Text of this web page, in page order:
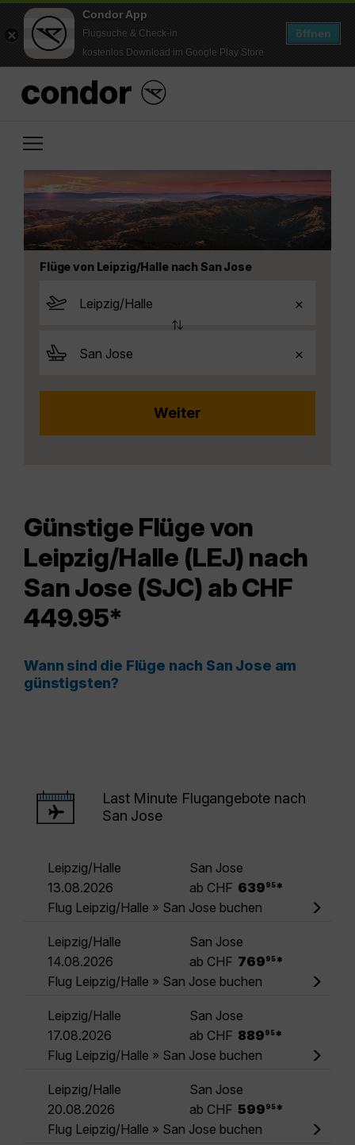
Condor App
Flugsuche & Check-in
kostenlos Download im Google Play Store
öffnen
Flüge von Leipzig/Halle nach San Jose
Günstige Flüge von
Leipzig/Halle (LEJ) nach
San Jose (SJC) ab CHF
449.95*
Wann sind die Flüge nach San Jose am
günstigsten?
Last Minute Flugangebote nach
San Jose
Leipzig/Halle
San Jose
13.08.2026
ab CHF 639 95 *
Flug Leipzig/Halle » San Jose buchen
Leipzig/Halle
San Jose
14.08.2026
ab CHF 769 95 *
Flug Leipzig/Halle » San Jose buchen
Leipzig/Halle
San Jose
17.08.2026
ab CHF 889 95 *
Flug Leipzig/Halle » San Jose buchen
Leipzig/Halle
San Jose
20.08.2026
ab CHF 599 95 *
Flug Leipzig/Halle » San Jose buchen